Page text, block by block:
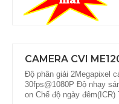
CAMERA CVI
Độ phân giải 2Megapixel
30fps@1080P Độ nhạy
on Chế độ ngày đêm(ICR)